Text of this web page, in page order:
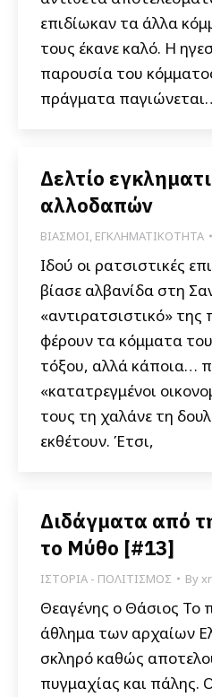
επιδίωκαν τα άλλα
τους έκανε καλό. Η
παρουσία του
πράγματα
Δελτίο
αλλοδαπών
ΒΙΑΣΜΟΙ, ΕΓΚΛΗΜΑΤΙΚΟΤΗΤΑ
Ιδού οι ρατσιστικές
βίασε αλβανίδα στη
«αντιρατσιστικό»
φέρουν τα κόμματα
τόξου, αλλά κάποια…
«κατατρεγμένοι
τους τη χαλάνε τη
εκθέτουν. Έτσι,
Διδάγματα από
το Μύθο [#13]
ΙΣΤΟΡΙΑ - ΠΟΛΙΤΙΣΜΟΣ By
Θεαγένης ο Θάσιος Το
άθλημα των αρχαίων
σκληρό καθώς
πυγμαχίας και πάλης.